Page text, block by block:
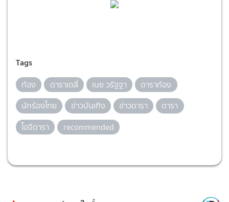
Tags
ท้อง ดาราเดลี่ เนย วรัฐฐา
ดาราท้อง
นักร้องไทย
ข่าวบันเทิง ข่าวดารา
ดารา
ไอจีดารา
recommended